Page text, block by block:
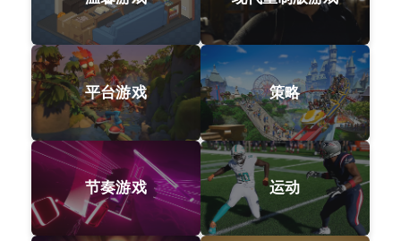
平台游戏 策略
节奏游戏 运动